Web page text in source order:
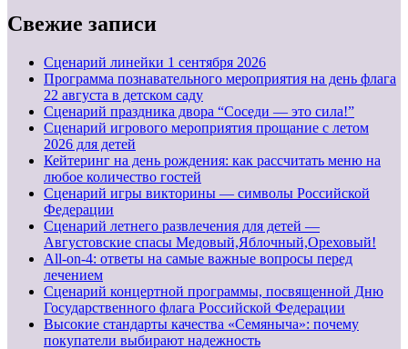
Свежие записи
Cценарий линейки 1 сентября 2026
Программа познавательного мероприятия на день флага
22 августа в детском саду
Сценарий праздника двора “Соседи — это сила!”
Сценарий игрового мероприятия прощание с летом
2026 для детей
Кейтеринг на день рождения: как рассчитать меню на
любое количество гостей
Сценарий игры викторины — символы Российской
Федерации
Сценарий летнего развлечения для детей —
Августовские спасы Медовый,Яблочный,Ореховый!
All-on-4: ответы на самые важные вопросы перед
лечением
Сценарий концертной программы, посвященной Дню
Государственного флага Российской Федерации
Высокие стандарты качества «Семяныча»: почему
покупатели выбирают надежность